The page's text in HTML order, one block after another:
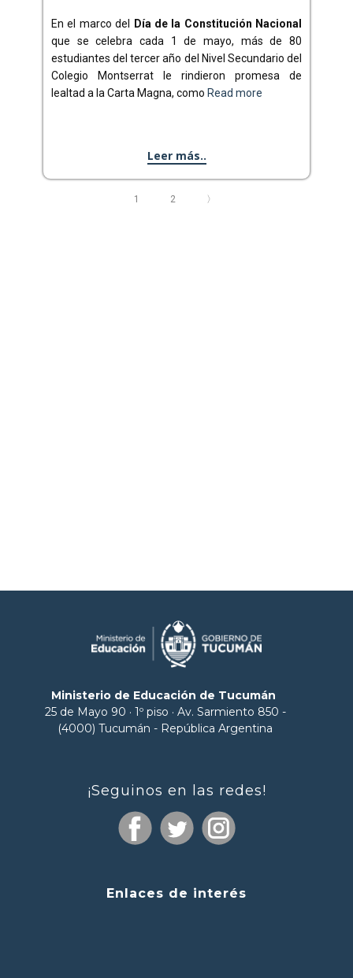
En el marco del
Día de la Constitución Nacional
que se celebra cada 1 de mayo, más de 80
estudiantes del tercer año del Nivel Secundario del
Colegio Montserrat le rindieron promesa de
lealtad a la Carta Magna, como Read more
Leer más..
1 2 〉
Ministerio de Educación de Tucumán
25 de Mayo 90 · 1º piso · Av. Sarmiento 850 -
(4000) Tucumán - República Argentina
¡Seguinos en las redes!
Enlaces de interés